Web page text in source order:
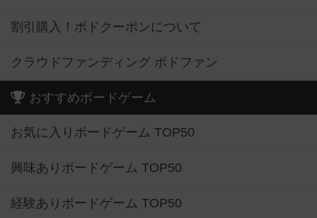
割引購入！ボドクーポンについて
クラウドファンディング ボドファン
おすすめボードゲーム
お気に入りボードゲーム TOP50
興味ありボードゲーム TOP50
経験ありボードゲーム TOP50